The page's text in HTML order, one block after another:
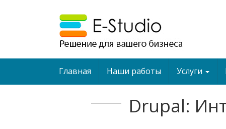
Главная Наши работы Услуги
Drupal: